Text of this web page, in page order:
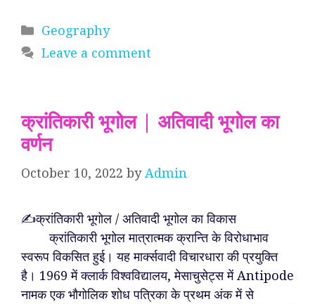
Categories
Geography
Leave a comment
क्रांतिकारी भूगोल | अतिवादी भूगोल का
वर्णन
October 10, 2022 byAdmin
✍️क्रांतिकारी भूगोल / अतिवादी भूगोल का विकास
क्रांतिकारी भूगोल मात्रात्मक क्रान्ति के विरोधाभाव
स्वरूप विकसित हुई। यह मार्क्सवादी विचारधारा की प्रयुक्ति
है। 1969 में क्लार्क विश्वविद्यालय, मेसाचुसेट्स में Antipode
नामक एक भौगोलिक शोध पत्रिका के प्रथम अंक में से